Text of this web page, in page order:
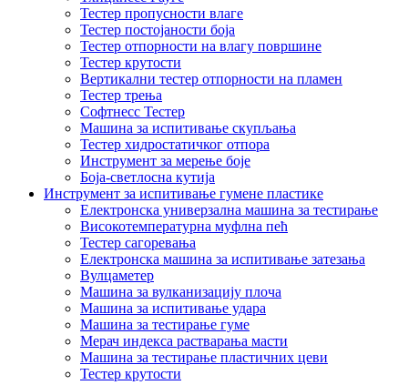
Тестер пропусности влаге
Тестер постојаности боја
Тестер отпорности на влагу површине
Тестер крутости
Вертикални тестер отпорности на пламен
Тестер трења
Софтнесс Тестер
Машина за испитивање скупљања
Тестер хидростатичког отпора
Инструмент за мерење боје
Боја-светлосна кутија
Инструмент за испитивање гумене пластике
Електронска универзална машина за тестирање
Високотемпературна муфлна пећ
Тестер сагоревања
Електронска машина за испитивање затезања
Вулцаметер
Машина за вулканизацију плоча
Машина за испитивање удара
Машина за тестирање гуме
Мерач индекса растварања масти
Машина за тестирање пластичних цеви
Тестер крутости